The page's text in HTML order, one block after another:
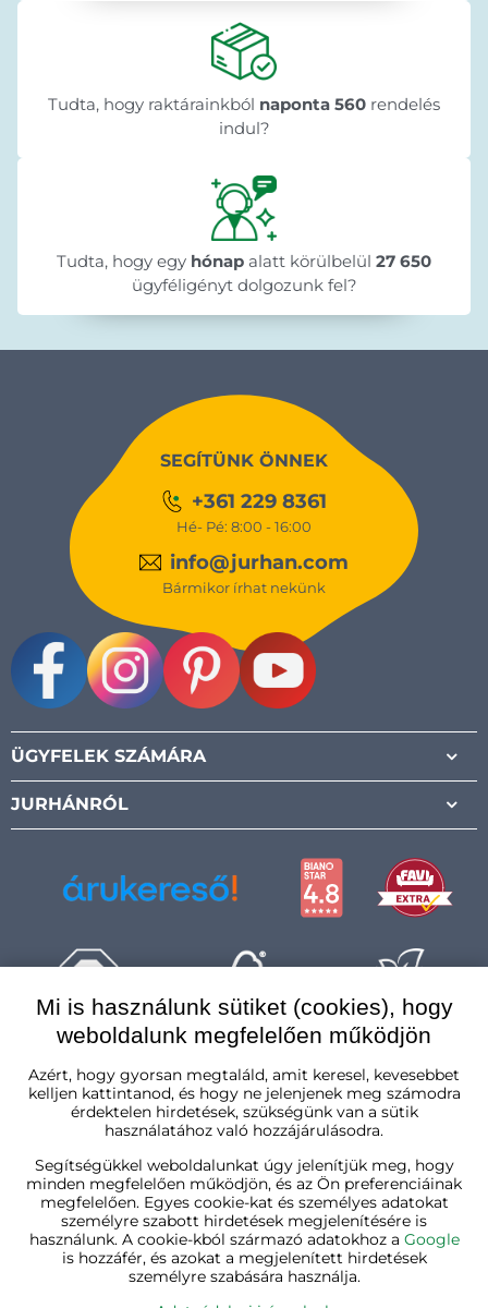
Tudta, hogy raktárainkból naponta 560 rendelés
indul?
Tudta, hogy egy hónap alatt körülbelül 27 650
ügyféligényt dolgozunk fel?
SEGÍTÜNK ÖNNEK
+361 229 8361
Hé- Pé: 8:00 - 16:00
info@jurhan.com
Bármikor írhat nekünk
ÜGYFELEK SZÁMÁRA
JURHÁNRÓL
Mi is használunk sütiket (cookies), hogy
weboldalunk megfelelően működjön
Azért, hogy gyorsan megtaláld, amit keresel, kevesebbet
kelljen kattintanod, és hogy ne jelenjenek meg számodra
érdektelen hirdetések, szükségünk van a sütik
használatához való hozzájárulásodra.
Segítségükkel weboldalunkat úgy jelenítjük meg, hogy
minden megfelelően működjön, és az Ön preferenciáinak
megfelelően. Egyes cookie-kat és személyes adatokat
személyre szabott hirdetések megjelenítésére is
használunk. A cookie-kból származó adatokhoz a Google
is hozzáfér, és azokat a megjelenített hirdetések
személyre szabására használja.